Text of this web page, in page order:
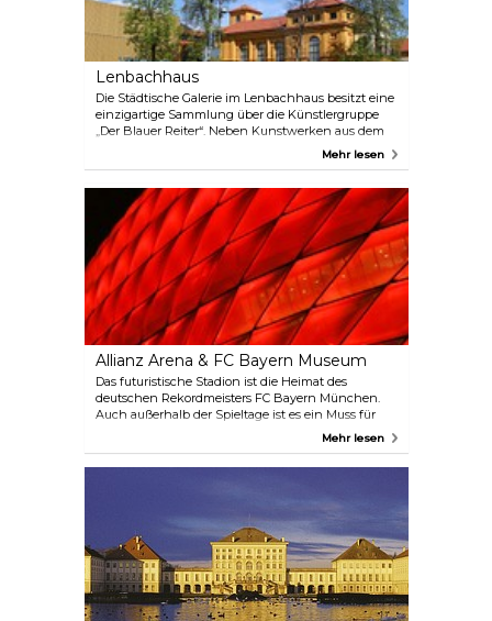
Lenbachhaus
Die Städtische Galerie im Lenbachhaus besitzt eine
einzigartige Sammlung über die Künstlergruppe
„Der Blauer Reiter“. Neben Kunstwerken aus dem
19. Jahrhundert stellt das Museum auch Kunst aus
Mehr lesen
Allianz Arena & FC Bayern Museum
Das futuristische Stadion ist die Heimat des
deutschen Rekordmeisters FC Bayern München.
Auch außerhalb der Spieltage ist es ein Muss für
jeden Besucher der Stadt. Nehmen Sie an einer
außergewöhnliche Stadion teil und werfen Sie
Umkleidekabinen. Abgerundet wird das Erlebnis
durch einen Besuch des FC Bayern Museums, in
dem die Geschichte eines der größten
europäischen Vereine durch eine fesselnde
Mischung aus Informationen und
emotionsgeladenen Geschichten zum Leben
erweckt wird.
Mehr lesen